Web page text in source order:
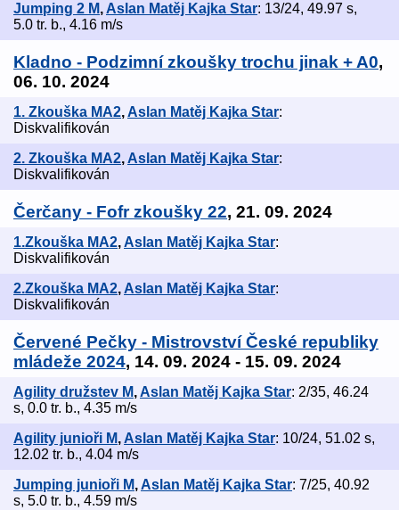
Jumping 2 M, Aslan Matěj Kajka Star: 13/24, 49.97 s,
5.0 tr. b., 4.16 m/s
Kladno - Podzimní zkoušky trochu jinak + A0,
06. 10. 2024
1. Zkouška MA2,Aslan Matěj Kajka Star:
Diskvalifikován
2. Zkouška MA2, Aslan Matěj Kajka Star:
Diskvalifikován
Čerčany - Fofr zkoušky 22, 21. 09. 2024
1.Zkouška MA2,Aslan Matěj Kajka Star:
Diskvalifikován
2.Zkouška MA2, Aslan Matěj Kajka Star:
Diskvalifikován
Červené Pečky - Mistrovství České republiky
mládeže 2024, 14. 09. 2024 - 15. 09. 2024
Agility družstev M,Aslan Matěj Kajka Star: 2/35, 46.24
s, 0.0 tr. b., 4.35 m/s
Agility junioři M, Aslan Matěj Kajka Star: 10/24, 51.02 s,
12.02 tr. b., 4.04 m/s
Jumping junioři M,Aslan Matěj Kajka Star: 7/25, 40.92
s, 5.0 tr. b., 4.59 m/s